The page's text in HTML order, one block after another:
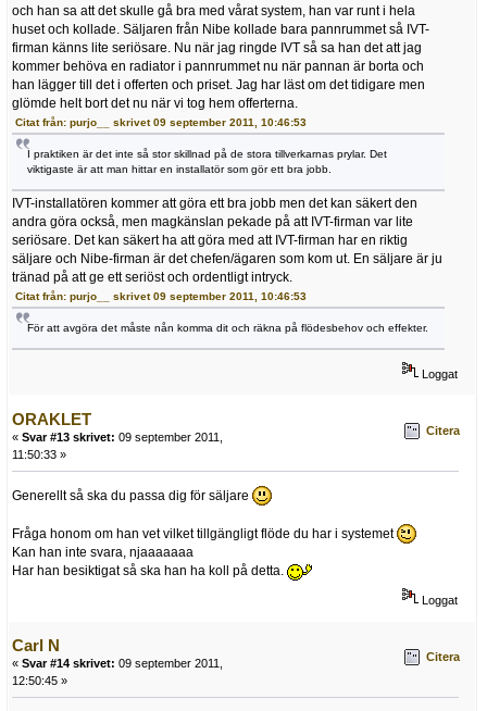
och han sa att det skulle gå bra med vårat system, han var runt i hela
huset och kollade. Säljaren från Nibe kollade bara pannrummet så IVT-
firman känns lite seriösare. Nu när jag ringde IVT så sa han det att jag
kommer behöva en radiator i pannrummet nu när pannan är borta och
han lägger till det i offerten och priset. Jag har läst om det tidigare men
glömde helt bort det nu när vi tog hem offerterna.
Citat från: purjo__ skrivet 09 september 2011, 10:46:53
I praktiken är det inte så stor skillnad på de stora tillverkarnas prylar. Det
viktigaste är att man hittar en installatör som gör ett bra jobb.
IVT-installatören kommer att göra ett bra jobb men det kan säkert den
andra göra också, men magkänslan pekade på att IVT-firman var lite
seriösare. Det kan säkert ha att göra med att IVT-firman har en riktig
säljare och Nibe-firman är det chefen/ägaren som kom ut. En säljare är ju
tränad på att ge ett seriöst och ordentligt intryck.
Citat från: purjo__ skrivet 09 september 2011, 10:46:53
För att avgöra det måste nån komma dit och räkna på flödesbehov och effekter.
Loggat
ORAKLET
« Svar #13 skrivet: 09 september 2011,
11:50:33 »
Citera
Generellt så ska du passa dig för säljare
Fråga honom om han vet vilket tillgängligt flöde du har i systemet
Kan han inte svara, njaaaaaaa
Har han besiktigat så ska han ha koll på detta.
Loggat
Carl N
« Svar #14 skrivet: 09 september 2011,
12:50:45 »
Citera